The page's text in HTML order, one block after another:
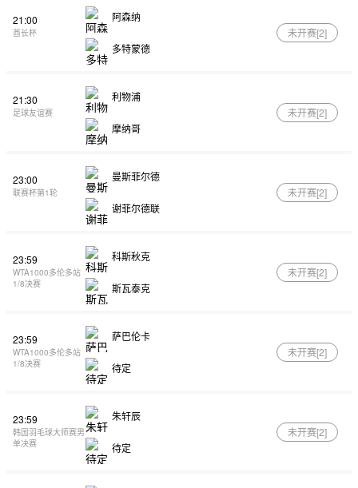
21:00
酋长杯
阿森纳
多特蒙德
未开赛[2]
21:30
足球友谊赛
利物浦
摩纳哥
未开赛[2]
23:00
联赛杯第1轮
曼斯菲尔德
谢菲尔德联
未开赛[2]
23:59
WTA1000多伦多站
1/8决赛
科斯秋克
斯瓦泰克
未开赛[2]
23:59
WTA1000多伦多站
1/8决赛
萨巴伦卡
待定
未开赛[2]
23:59
韩国羽毛球大师赛男
单决赛
朱轩辰
待定
未开赛[2]